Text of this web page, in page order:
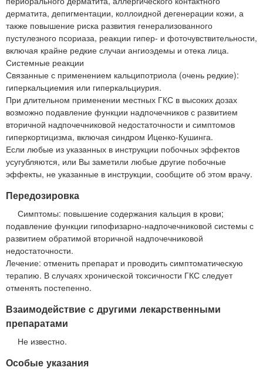
дерматита, депигментации, коллоидной дегенерации кожи, а
также повышение риска развития генерализованного
пустулезного псориаза, реакции гипер- и фоточувствительности,
включая крайне редкие случаи ангиоэдемы и отека лица.
Системные реакции
Связанные с применением кальципотриола (очень редкие):
гиперкальциемия или гиперкальциурия.
При длительном применении местных ГКС в высоких дозах
возможно подавление функции надпочечников с развитием
вторичной надпочечниковой недостаточности и симптомов
гиперкортицизма, включая синдром Иценко-Кушинга.
Если любые из указанных в инструкции побочных эффектов
усугубляются, или Вы заметили любые другие побочные
эффекты, не указанные в инструкции, сообщите об этом врачу.
Передозировка
Симптомы: повышение содержания кальция в крови;
подавление функции гипофизарно-надпочечниковой системы с
развитием обратимой вторичной надпочечниковой
недостаточности.
Лечение: отменить препарат и проводить симптоматическую
терапию. В случаях хронической токсичности ГКС следует
отменять постепенно.
Взаимодействие с другими лекарственными
препаратами
Не известно.
Особые указания